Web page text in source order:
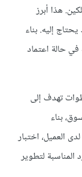
هذا أبرز
إليه. بناء
حالة اعتماد
تهدف إلى
بناء
العميل، اختبار
المناسبة لتطوير